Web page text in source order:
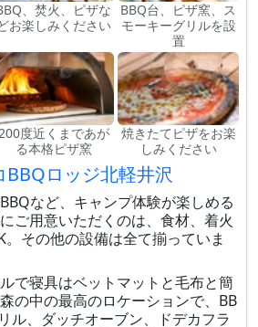
、焚火、ピザな
お楽しみください
BBQ台、ピザ窯、ス
モーキーグリルを設
置
度近くまであが
る本格ピザ窯
焼きたてピザをお楽
しみください
BBQロッジ北軽井沢
など、キャンプ体験が楽しめる
ご用意いただくのは、食材、着火
その他の設備は全て揃っていま
で寝具はベットマットと毛布と簡
の中の最高のロケーションで、BB
ル、ダッチオーブン、ドデカフラ